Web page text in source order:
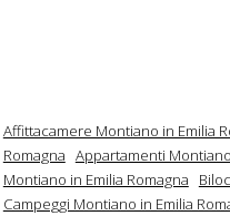
Affittacamere Montiano in Emilia
Romagna Appartamenti
Montiano in Emilia Romagna
Campeggi Montiano in Emilia